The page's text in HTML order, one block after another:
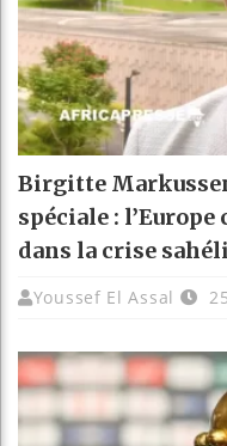
Birgitte
spéciale : l’Europe
dans la crise
Youssef El Assal